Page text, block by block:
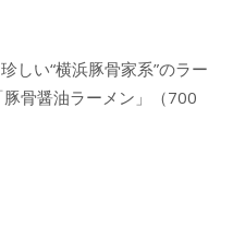
しい“横浜豚骨家系”のラー
骨醤油ラーメン」（700